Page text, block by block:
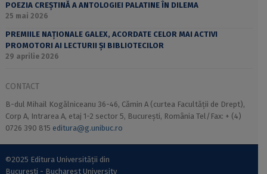
POEZIA CREȘTINĂ A ANTOLOGIEI PALATINE ÎN DILEMA
25 mai 2026
PREMIILE NAȚIONALE GALEX, ACORDATE CELOR MAI ACTIVI
PROMOTORI AI LECTURII ȘI BIBLIOTECILOR
29 aprilie 2026
CONTACT
B-dul Mihail Kogălniceanu 36-46, Cămin A (curtea Facultății de Drept),
Corp A, Intrarea A, etaj 1-2 sector 5, București, România Tel/Fax: + (4)
0726 390 815 editura@g.unibuc.ro
©2025 Editura Universității din
București - Bucharest University